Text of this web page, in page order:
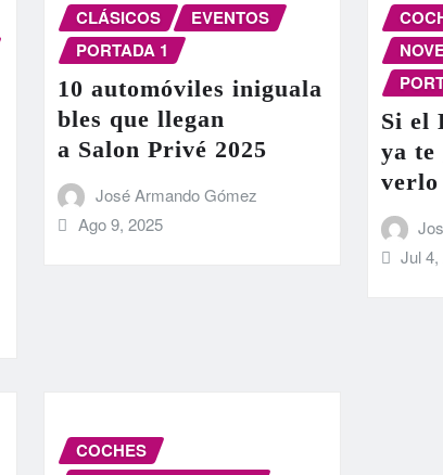
CLÁSICOS
EVENTOS
PORTADA 1
10 automóviles iniguala
bles que llegan
a Salon Privé 2025
José Armando Gómez
Ago 9, 2025
Si el
ya te
verlo
Jul 4,
COCHES